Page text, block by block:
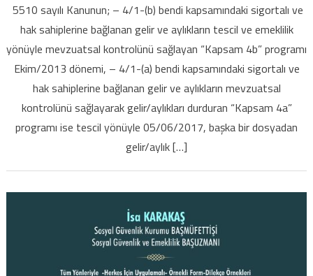
emeklilik
maaşında
yanlışların
giderilmesi
için
5510 sayılı Kanunun; – 4/1-(b) bendi kapsamındaki sigortalı ve
hak sahiplerine bağlanan gelir ve aylıkların tescil ve emeklilik
yönüyle mevzuatsal kontrolünü sağlayan “Kapsam 4b” programı
Ekim/2013 dönemi, – 4/1-(a) bendi kapsamındaki sigortalı ve
hak sahiplerine bağlanan gelir ve aylıkların mevzuatsal
kontrolünü sağlayarak gelir/aylıkları durduran “Kapsam 4a”
programı ise tescil yönüyle 05/06/2017, başka bir dosyadan
gelir/aylık […]